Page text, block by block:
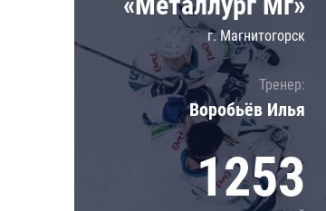
г. Магнитогорск
Тренер:
Воробьёв Илья
1253